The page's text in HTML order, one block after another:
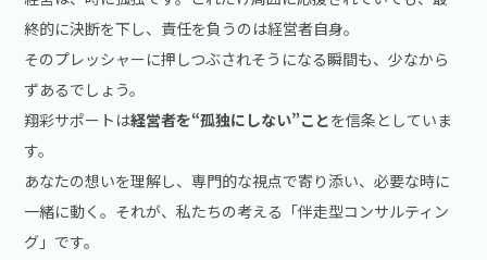
終的に決断を下し、責任を負うのは経営者自身。
そのプレッシャーに押しつぶされそうになる瞬間も、少なから
ずあるでしょう。
翔彩サポートは経営者を“孤独にしない”ことを信条としていま
す。
あなたの想いを理解し、専門的な視点で寄り添い、必要な時に
一緒に動く。それが、私たちの考える「伴走型コンサルティン
グ」です。